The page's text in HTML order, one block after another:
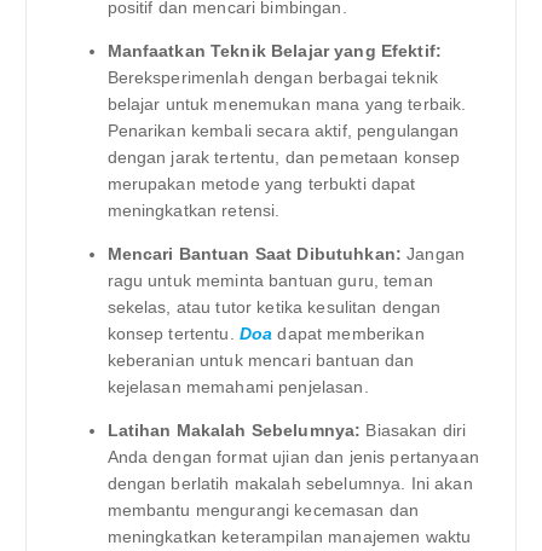
positif dan mencari bimbingan.
Manfaatkan Teknik Belajar yang Efektif:
Bereksperimenlah dengan berbagai teknik
belajar untuk menemukan mana yang terbaik.
Penarikan kembali secara aktif, pengulangan
dengan jarak tertentu, dan pemetaan konsep
merupakan metode yang terbukti dapat
meningkatkan retensi.
Mencari Bantuan Saat Dibutuhkan: Jangan
ragu untuk meminta bantuan guru, teman
sekelas, atau tutor ketika kesulitan dengan
konsep tertentu. Doa dapat memberikan
keberanian untuk mencari bantuan dan
kejelasan memahami penjelasan.
Latihan Makalah Sebelumnya: Biasakan diri
Anda dengan format ujian dan jenis pertanyaan
dengan berlatih makalah sebelumnya. Ini akan
membantu mengurangi kecemasan dan
meningkatkan keterampilan manajemen waktu